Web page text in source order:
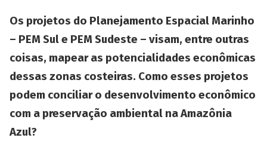
Os projetos do Planejamento Espacial Marinho
– PEM Sul e PEM Sudeste – visam, entre outras
coisas, mapear as potencialidades econômicas
dessas zonas costeiras. Como esses projetos
podem conciliar o desenvolvimento econômico
com a preservação ambiental na Amazônia
Azul?